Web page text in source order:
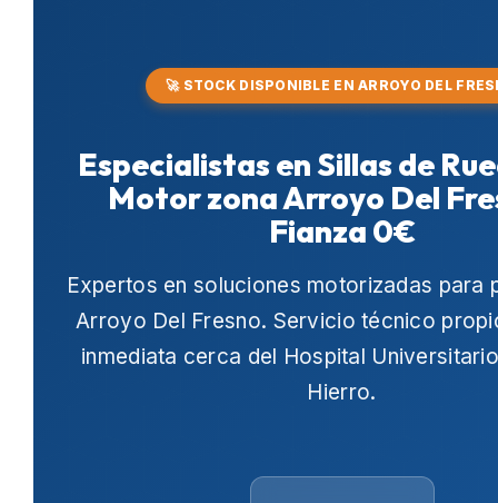
🚀 STOCK DISPONIBLE EN ARROYO DEL
Especialistas en Sillas de
Motor zona Arroyo Del
Fianza 0€
Expertos en soluciones motorizadas para
Arroyo Del Fresno. Servicio técnico
inmediata cerca del Hospital
Hierro.